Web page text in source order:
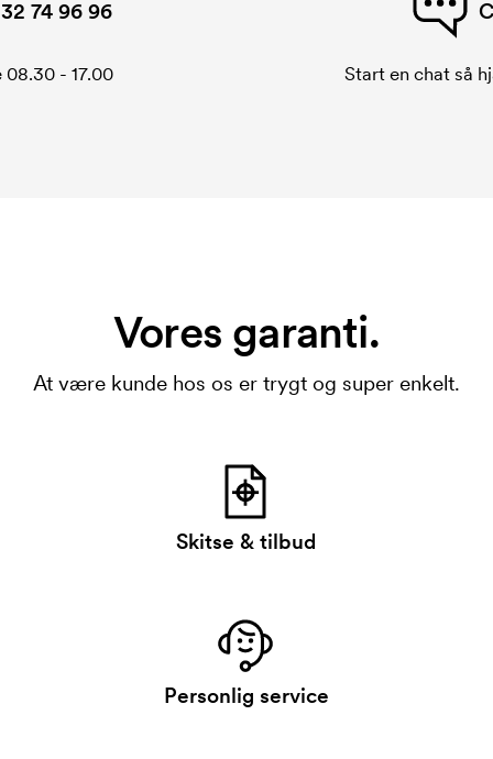
32 74 96 96
- 17.00 Start en chat så
Vores garanti.
At være kunde hos os er trygt og super enkelt.
Skitse & tilbud
Personlig service